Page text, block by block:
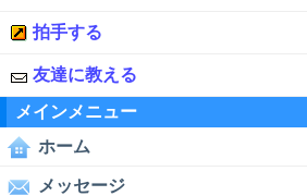
拍手する
友達に教える
メインメニュー
ホーム
メッセージ